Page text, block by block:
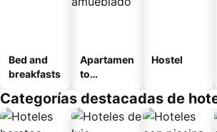
Bed and
breakfasts
Apartamen
to
o
Hostel
Categorías destacadas de